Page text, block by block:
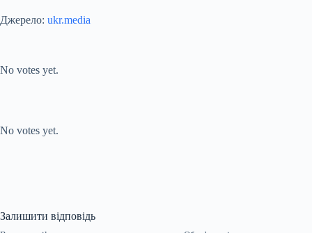
Джерело: ukr.media
No votes yet.
No votes yet.
Залишити відповідь